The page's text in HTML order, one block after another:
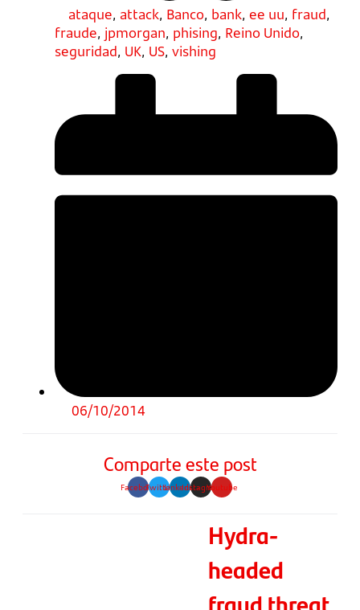
ataque, attack, Banco, bank, ee uu, fraud,
fraude, jpmorgan, phising, Reino Unido,
seguridad, UK, US, vishing
06/10/2014
Comparte este post
FacebookTwitterLinkedinInstagramYoutube
Hydra-
headed